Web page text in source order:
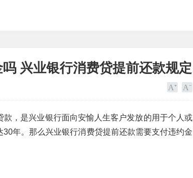
兴业银行消费贷提前还款规定
，是兴业银行面向安愉人生客户发放的用于个人或
年。那么兴业银行消费贷提前还款需要支付违约金